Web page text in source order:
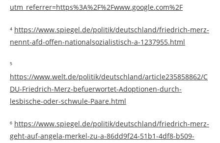
utm_referrer=https%3A%2F%2Fwww.google.com%2F
⁴ https://www.spiegel.de/politik/deutschland/friedrich-merz-
nennt-afd-offen-nationalsozialistisch-a-1237955.html
⁵
https://www.welt.de/politik/deutschland/article235858862/C
DU-Friedrich-Merz-befuerwortet-Adoptionen-durch-
lesbische-oder-schwule-Paare.html
⁶ https://www.spiegel.de/politik/deutschland/friedrich-merz-
geht-auf-angela-merkel-zu-a-86dd9f24-51b1-4df8-b509-